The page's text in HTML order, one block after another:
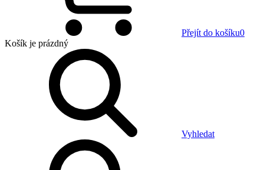
Přejít do košíku0
Košík je prázdný
Vyhledat